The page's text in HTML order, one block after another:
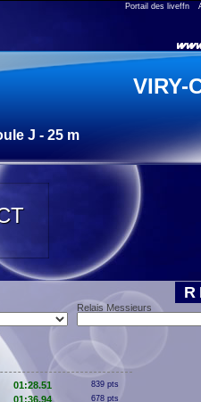
Portail des liveffn
VIRY-
J - 25 m
Relais Messieurs
01:28.51 839 pts
01:36.94 678 pts